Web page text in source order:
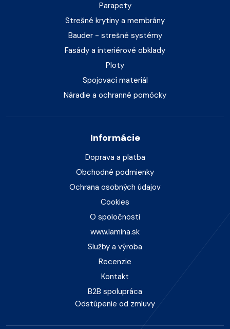
Parapety
Strešné krytiny a membrány
Bauder - strešné systémy
Fasády a interiérové obklady
Ploty
Spojovací materiál
Náradie a ochranné pomôcky
Informácie
Doprava a platba
Obchodné podmienky
Ochrana osobných údajov
Cookies
O spoločnosti
www.lamina.sk
Služby a výroba
Recenzie
Kontakt
B2B spolupráca
Odstúpenie od zmluvy